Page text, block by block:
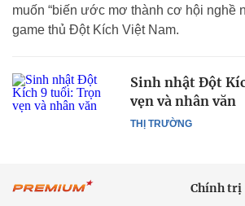
muốn “biến ước mơ thành cơ hội nghề
game thủ Đột Kích Việt Nam.
THỊ TRƯỜNG
Sinh nhật Đột
vẹn và nhân văn
Chính trị